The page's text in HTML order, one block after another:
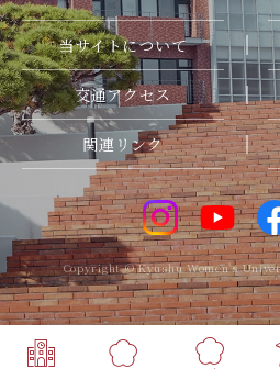
当サイトについて
交通アクセス
関連リンク
Copyright © Kyushu Women's